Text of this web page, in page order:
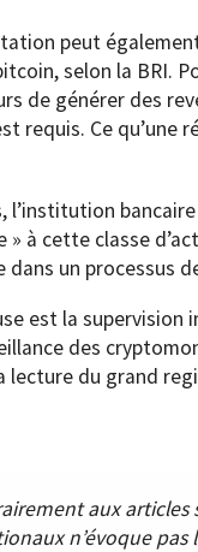
peut
selon la BRI.
de générer des
requis. Ce qu’une
l’institution
» à cette classe
dans un processus
est la supervision
des
du grand
aux articles
n’évoque